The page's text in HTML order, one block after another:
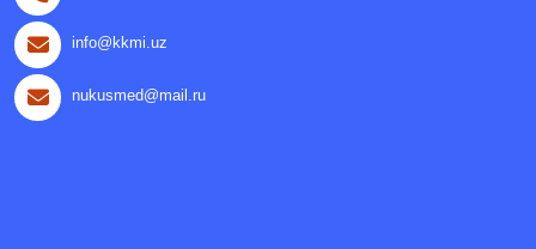
info@kkmi.uz
nukusmed@mail.ru